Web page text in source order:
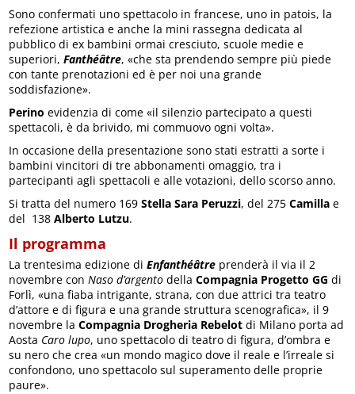
Sono confermati uno spettacolo in francese, uno in patois, la
refezione artistica e anche la mini rassegna dedicata al
pubblico di ex bambini ormai cresciuto, scuole medie e
superiori, Fanthéâtre, «che sta prendendo sempre più piede
con tante prenotazioni ed è per noi una grande
soddisfazione».
Perino evidenzia di come «il silenzio partecipato a questi
spettacoli, è da brivido, mi commuovo ogni volta».
In occasione della presentazione sono stati estratti a sorte i
bambini vincitori di tre abbonamenti omaggio, tra i
partecipanti agli spettacoli e alle votazioni, dello scorso anno.
Si tratta del numero 169Stella Sara Peruzzi, del 275Camilla e
del 138Alberto Lutzu.
Il programma
La trentesima edizione diEnfanthéâtre prenderà il via il 2
novembre conNaso d’argento della Compagnia Progetto GG di
Forlì, «una fiaba intrigante, strana, con due attrici tra teatro
d’attore e di figura e una grande struttura scenografica», il 9
novembre laCompagnia Drogheria Rebelot di Milano porta ad
Aosta Caro lupo, uno spettacolo di teatro di figura, d’ombra e
su nero che crea «un mondo magico dove il reale e l’irreale si
confondono, uno spettacolo sul superamento delle proprie
paure».